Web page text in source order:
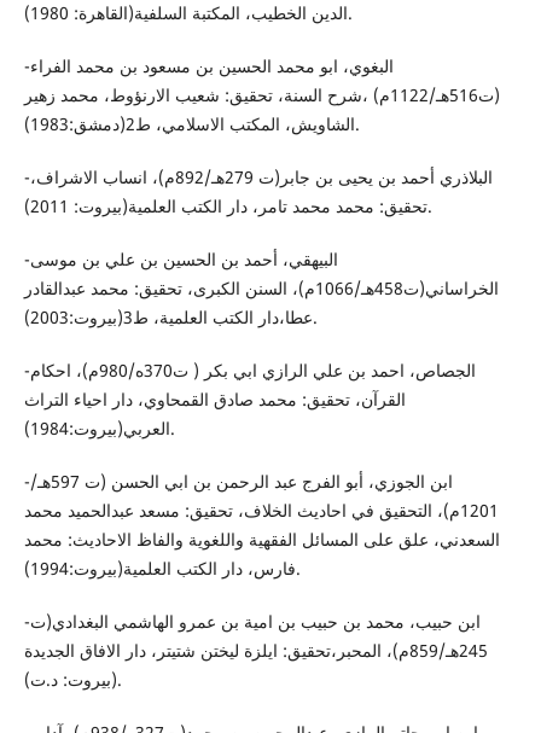
الدين الخطيب، المكتبة السلفية(القاهرة: 1980).
-البغوي، ابو محمد الحسين بن مسعود بن محمد الفراء
(ت516هـ/1122م) ،شرح السنة، تحقيق: شعيب الارنؤوط، محمد زهير
الشاويش، المكتب الاسلامي، ط2(دمشق:1983).
-البلاذري أحمد بن يحيى بن جابر(ت 279هـ/892م)، انساب الاشراف،
تحقيق: محمد محمد تامر، دار الكتب العلمية(بيروت: 2011).
-البيهقي، أحمد بن الحسين بن علي بن موسى
الخراساني(ت458هـ/1066م)، السنن الكبرى، تحقيق: محمد عبدالقادر
عطا،دار الكتب العلمية، ط3(بيروت:2003).
-الجصاص، احمد بن علي الرازي ابي بكر ( ت370ه/980م)، احكام
القرآن، تحقيق: محمد صادق القمحاوي، دار احياء التراث
العربي(بيروت:1984).
-ابن الجوزي، أبو الفرج عبد الرحمن بن ابي الحسن (ت 597هـ/
1201م)، التحقيق في احاديث الخلاف، تحقيق: مسعد عبدالحميد محمد
السعدني، علق على المسائل الفقهية واللغوية والفاظ الاحاديث: محمد
فارس، دار الكتب العلمية(بيروت:1994).
-ابن حبيب، محمد بن حبيب بن امية بن عمرو الهاشمي البغدادي(ت
245هـ/859م)، المحبر،تحقيق: ايلزة ليختن شتيتر، دار الافاق الجديدة
(بيروت: د.ت).